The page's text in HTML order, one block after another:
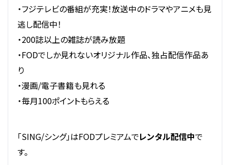
・フジテレビの番組が充実！放送中のドラマやアニメも見
逃し配信中！
・200誌以上の雑誌が読み放題
・FODでしか見れないオリジナル作品、独占配信作品あ
り
・漫画/電子書籍も見れる
・毎月100ポイントもらえる
「SING/シング」はFODプレミアムでレンタル配信中で
す。